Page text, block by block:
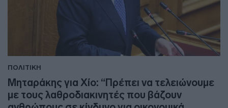
ΠΟΛΙΤΙΚΗ
Μηταράκης για Χίο: “Πρέπει να τελειώνουμε
με τους λαθροδιακινητές που βάζουν